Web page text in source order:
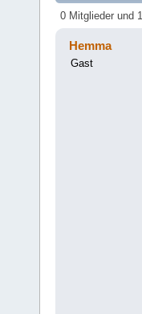
0 Mitglieder und
Hemma
Gast